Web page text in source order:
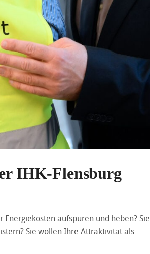
IHK-Flensburg
aufspüren und heben? Sie
Sie wollen Ihre Attraktivität als